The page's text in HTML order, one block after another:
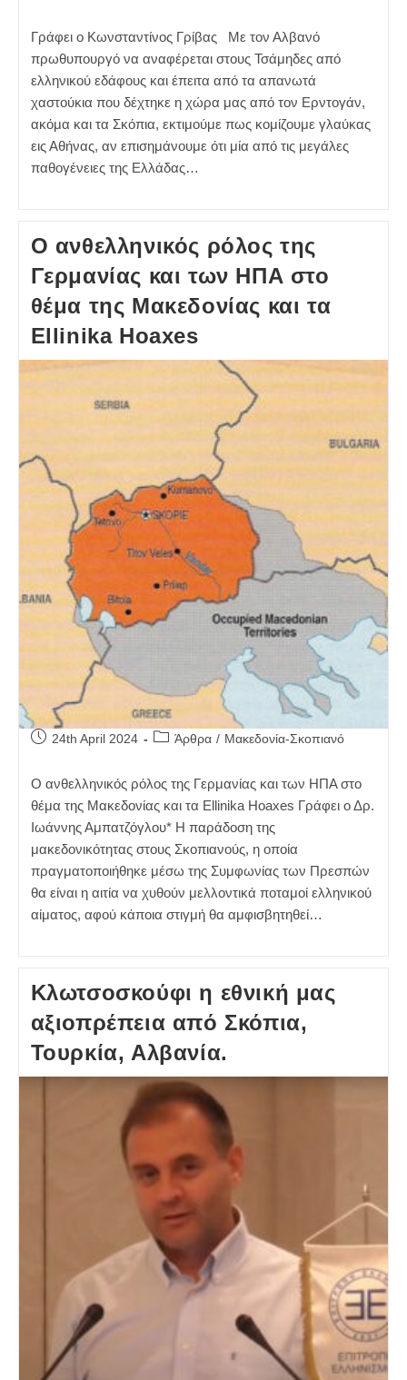
Γράφει ο Κωνσταντίνος Γρίβας Με τον Αλβανό
πρωθυπουργό να αναφέρεται στους Τσάμηδες από
ελληνικού εδάφους και έπειτα από τα απανωτά
χαστούκια που δέχτηκε η χώρα μας από τον Ερντογάν,
ακόμα και τα Σκόπια, εκτιμούμε πως κομίζουμε γλαύκας
εις Αθήνας, αν επισημάνουμε ότι μία από τις μεγάλες
παθογένειες της Ελλάδας…
Ο ανθελληνικός ρόλος της
Γερμανίας και των ΗΠΑ στο
θέμα της Μακεδονίας και τα
Ellinika Hoaxes
Post24th April 2024
PostΆρθρα / Μακεδονία-Σκοπιανό
Ο ανθελληνικός ρόλος της Γερμανίας και των ΗΠΑ στο
θέμα της Μακεδονίας και τα Ellinika Hoaxes Γράφει ο Δρ.
Ιωάννης Αμπατζόγλου* Η παράδοση της
μακεδονικότητας στους Σκοπιανούς, η οποία
πραγματοποιήθηκε μέσω της Συμφωνίας των Πρεσπών
θα είναι η αιτία να χυθούν μελλοντικά ποταμοί ελληνικού
αίματος, αφού κάποια στιγμή θα αμφισβητηθεί…
Κλωτσοσκούφι η εθνική μας
αξιοπρέπεια από Σκόπια,
Τουρκία, Αλβανία.